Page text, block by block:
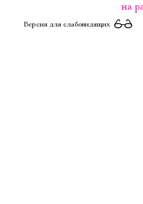
на
Версия для слабовидящих